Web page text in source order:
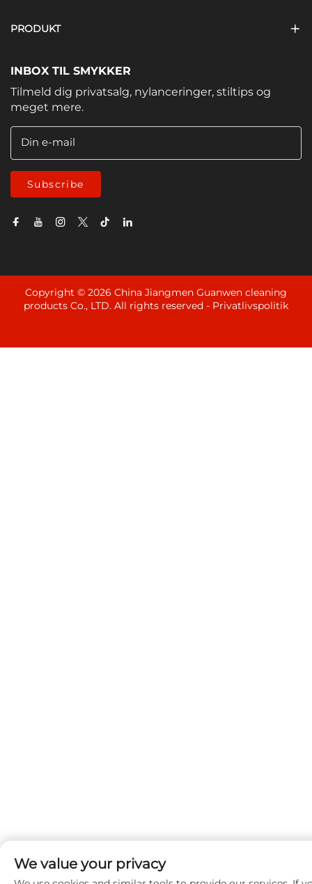
PRODUKT
INBOX TIL SMYKKER
Tilmeld dig privatsalg, nylanceringer, stiltips og
meget mere.
Din e-mail
Subscribe
Copyright © 2026 China Jiangmen Guanwen cleaning
products Co., LTD. All rights reserved - Privatlivspolitik
We value your privacy